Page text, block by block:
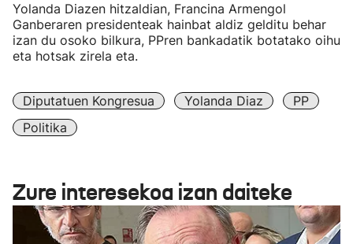
Yolanda Diazen hitzaldian, Francina Armengol
Ganberaren presidenteak hainbat aldiz gelditu behar
izan du osoko bilkura, PPren bankadatik botatako oihu
eta hotsak zirela eta.
Diputatuen Kongresua Yolanda Diaz
PP
Politika
Zure interesekoa izan daiteke